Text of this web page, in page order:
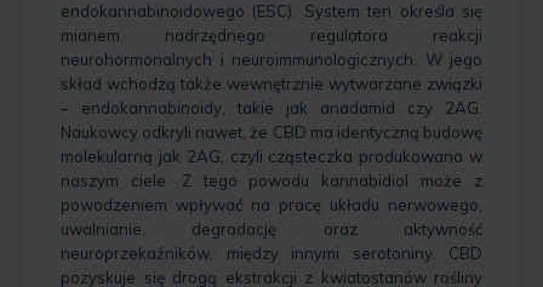
endokannabinoidowego (ESC). System ten określa się
mianem nadrzędnego regulatora reakcji
neurohormonalnych i neuroimmunologicznych. W jego
skład wchodzą także wewnętrznie wytwarzane związki
– endokannabinoidy, takie jak anadamid czy 2AG.
Naukowcy odkryli nawet, że CBD ma identyczną budowę
molekularną jak 2AG, czyli cząsteczka produkowana w
naszym ciele. Z tego powodu kannabidiol może z
powodzeniem wpływać na pracę układu nerwowego,
uwalnianie, degradację oraz aktywność
neuroprzekaźników, między innymi serotoniny. CBD
pozyskuje się drogą ekstrakcji z kwiatostanów rośliny